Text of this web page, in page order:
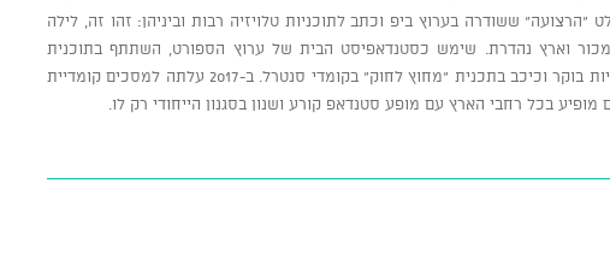
ששודרה בערוץ ביפ וכתב לתוכניות טלויזיה רבות וביניהן: זהו זה, לילה
וארץ נהדרת. שימש כסטנדאפיסט הבית של ערוץ הספורט, השתתף בתוכנית
"צחוק מעבודה", הגיש פינות בתוכניות בוקר וכיכב בתכנית "מחוץ לחוק" בקומדי סנטרל. ב-2017 עלתה למסכים קומדיית
בכל רחבי הארץ עם מופע סטנדאפ קורע ושנון בסגנון הייחודי רק לו.